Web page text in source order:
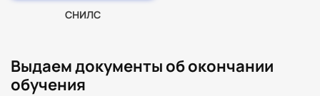
СНИЛС
Выдаем документы об окончании
обучения